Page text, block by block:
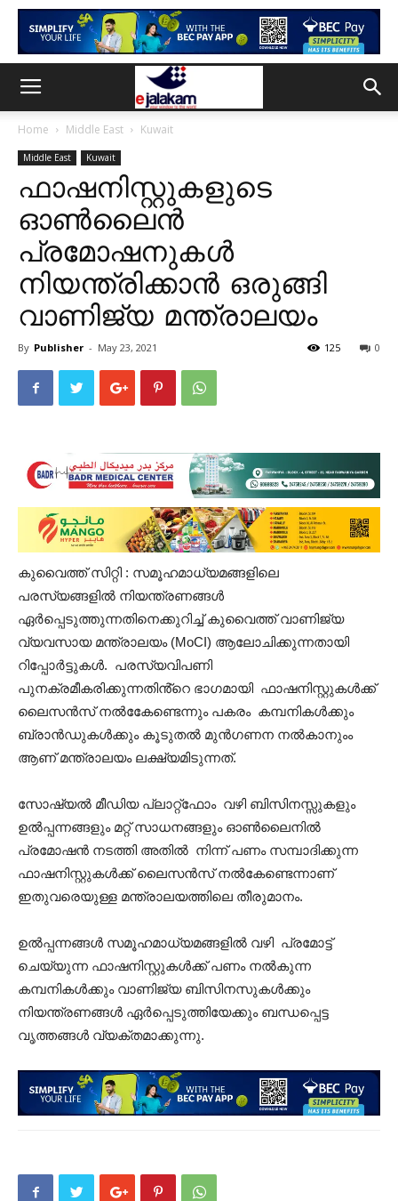
Home Middle East Kuwait
Middle East Kuwait
ഫാഷനിസ്റ്റുകളുടെ
ഓൺലൈൻ
പ്രമോഷനുകൾ
നിയന്ത്രിക്കാൻ ഒരുങ്ങി
വാണിജ്യ മന്ത്രാലയം
By Publisher - May 23, 2021 0
125
കുവൈത്ത് സിറ്റി : സമൂഹമാധ്യമങ്ങളിലെ
പരസ്യങ്ങളിൽ നിയന്ത്രണങ്ങൾ
ഏർപ്പെടുത്തുന്നതിനെക്കുറിച്ച് കുവൈത്ത് വാണിജ്യ
വ്യവസായ മന്ത്രാലയം (MoCI) ആലോചിക്കുന്നതായി
റിപ്പോർട്ടുകൾ. പരസ്യവിപണി
പുനക്രമീകരിക്കുന്നതിൻ്റെ ഭാഗമായി ഫാഷനിസ്റ്റുകൾക്ക്
ലൈസൻസ് നൽകേേണ്ടെന്നും പകരം കമ്പനികൾക്കും
ബ്രാൻഡുകൾക്കും കൂടുതൽ മുൻഗണന നൽകാനുംം
ആണ് മന്ത്രാലയം ലക്ഷ്യമിടുന്നത്.
സോഷ്യൽ മീഡിയ പ്ലാറ്റ്‌ഫോം വഴി ബിസിനസ്സുകളും
ഉൽപ്പന്നങ്ങളും മറ്റ് സാധനങ്ങളും ഓൺലൈനിൽ
പ്രമോഷൻ നടത്തി അതിൽ നിന്ന് പണം സമ്പാദിക്കുന്ന
ഫാഷനിസ്റ്റുകൾക്ക് ലൈസൻസ് നൽകേണ്ടെന്നാണ്
ഇതുവരെയുള്ള മന്ത്രാലയത്തിലെ തീരുമാനം.
ഉൽപ്പന്നങ്ങൾ സമൂഹമാധ്യമങ്ങളിൽ വഴി പ്രമോട്ട്
ചെയ്യുന്ന ഫാഷനിസ്റ്റുകൾക്ക് പണം നൽകുന്ന
കമ്പനികൾക്കും വാണിജ്യ ബിസിനസുകൾക്കും
നിയന്ത്രണങ്ങൾ ഏർപ്പെടുത്തിയേക്കും ബന്ധപ്പെട്ട
വൃത്തങ്ങൾ വ്യക്തമാക്കുന്നു.